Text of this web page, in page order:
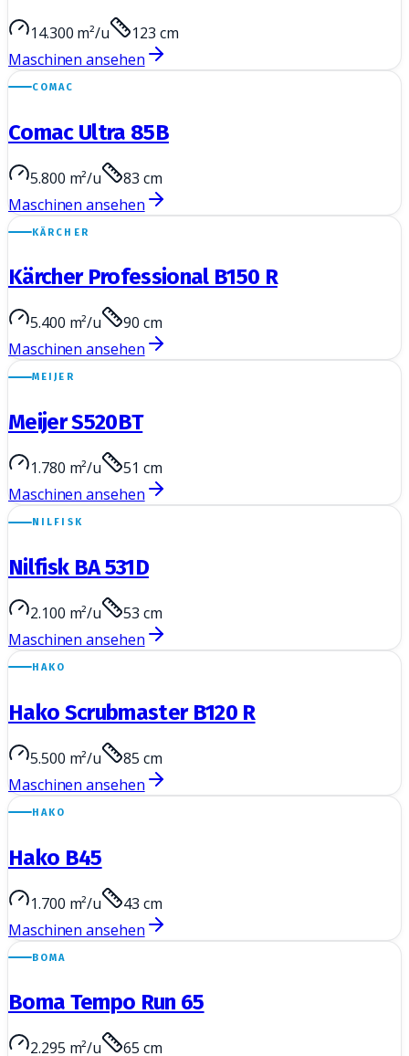
14.300 m²/u
123 cm
Maschinen ansehen
COMAC
Comac Ultra 85B
5.800 m²/u
83 cm
Maschinen ansehen
KÄRCHER
Kärcher Professional B150 R
5.400 m²/u
90 cm
Maschinen ansehen
MEIJER
Meijer S520BT
1.780 m²/u
51 cm
Maschinen ansehen
NILFISK
Nilfisk BA 531D
2.100 m²/u
53 cm
Maschinen ansehen
HAKO
Hako Scrubmaster B120 R
5.500 m²/u
85 cm
Maschinen ansehen
HAKO
Hako B45
1.700 m²/u
43 cm
Maschinen ansehen
BOMA
Boma Tempo Run 65
2.295 m²/u 65 cm